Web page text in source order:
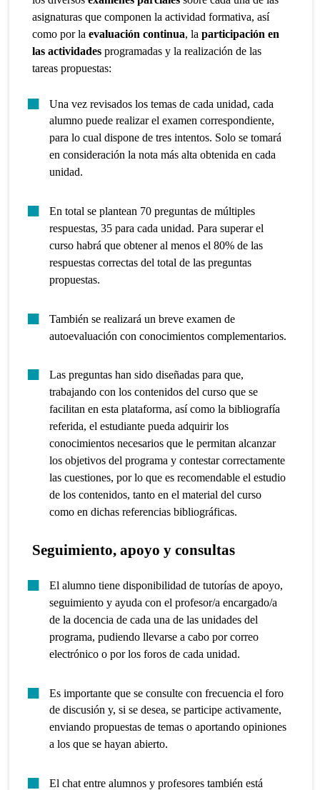
asignaturas que componen la actividad formativa, así
como por laevaluación continua, laparticipación en
las actividades programadas y la realización de las
tareas propuestas:
Una vez revisados los temas de cada unidad, cada
alumno puede realizar el examen correspondiente,
para lo cual dispone de tres intentos. Solo se tomará
en consideración la nota más alta obtenida en cada
unidad.
En total se plantean 70 preguntas de múltiples
respuestas, 35 para cada unidad. Para superar el
curso habrá que obtener al menos el 80% de las
respuestas correctas del total de las preguntas
propuestas.
También se realizará un breve examen de
autoevaluación con conocimientos complementarios.
Las preguntas han sido diseñadas para que,
trabajando con los contenidos del curso que se
facilitan en esta plataforma, así como la bibliografía
referida, el estudiante pueda adquirir los
conocimientos necesarios que le permitan alcanzar
los objetivos del programa y contestar correctamente
las cuestiones, por lo que es recomendable el estudio
de los contenidos, tanto en el material del curso
como en dichas referencias bibliográficas.
Seguimiento, apoyo y consultas
El alumno tiene disponibilidad de tutorías de apoyo,
seguimiento y ayuda con el profesor/a encargado/a
de la docencia de cada una de las unidades del
programa, pudiendo llevarse a cabo por correo
electrónico o por los foros de cada unidad.
Es importante que se consulte con frecuencia el foro
de discusión y, si se desea, se participe activamente,
enviando propuestas de temas o aportando opiniones
a los que se hayan abierto.
El chat entre alumnos y profesores también está